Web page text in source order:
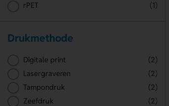
rPET
(1)
Drukmethode
Digitale print
(2)
Lasergraveren
(2)
Tampondruk
(2)
Zeefdruk
(2)